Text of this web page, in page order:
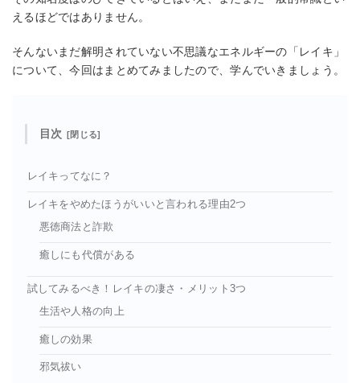
えるほどではありません。
そんないまだ解明されていない不思議なエネルギーの「レイキ」
について、今回はまとめてみましたので、学んでいきましょう。
目次
レイキってなに？
レイキをやめたほうがいいと言われる理由2つ
悪徳商法と詐欺
癒しにも代償がある
試してみるべき！レイキの凄さ・メリット3つ
生活や人格の向上
癒しの効果
邪気祓い